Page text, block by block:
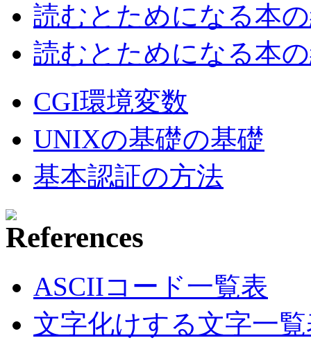
読むとためになる本
読むとためになる本
CGI環境変数
UNIXの基礎の基礎
基本認証の方法
ASCIIコード一覧表
文字化けする文字一